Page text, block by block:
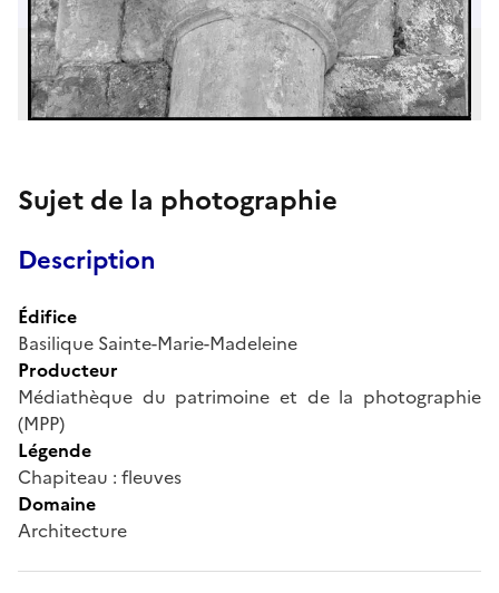
Sujet de la photographie
Description
Édifice
Basilique Sainte-Marie-Madeleine
Producteur
Médiathèque du patrimoine et de la photographie
(MPP)
Légende
Chapiteau : fleuves
Domaine
Architecture